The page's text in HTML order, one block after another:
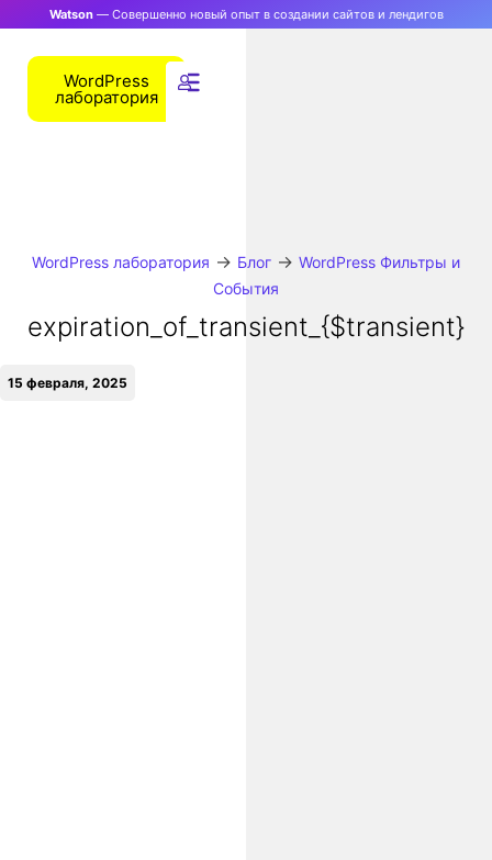
Watson— Совершенно новый опыт в создании сайтов и лендигов
WordPress
лаборатория
WordPress лаборатория → Блог → WordPress Фильтры и
События
expiration_of_transient_{$transient}
15 февраля, 2025